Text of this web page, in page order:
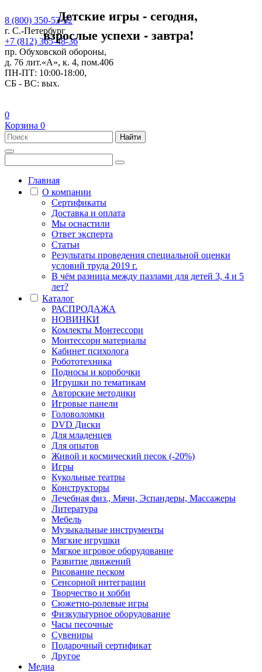
8 (800) 350-53-52
г. С.-Петербург
+7 (812) 365-48-36
пр. Обуховской обороны,
д. 76 лит.«А», к. 4, пом.406
ПН-ПТ: 10:00-18:00,
СБ - ВС: вых.
Детские игры - сегодня,
взрослые успехи - завтра!
0
Корзина 0
Найти
Главная
О компании
Сертификаты
Доставка и оплата
Мы оснастили
Ответ эксперта
Статьи
Результаты проведения специальной оценки
условий труда 2019 г.
В чём разница между пазлами для детей 3, 4 и 5
лет?
Каталог
РАСПРОДАЖА
НОВИНКИ
Комлекты Монтессори
Монтессори материалы
Кабинет психолога
Робототехника
Подносы и коробочки
Игрушки по тематикам
Авторские методики
Игровые панели
Головоломки
DVD Диски
Для младенцев
Для опытов
Живой и космический песок (-20%)
Игры
Кукольные театры
Конструкторы
Лечебная физ., Мячи, Эспандеры, Массажеры
Литература
Мебель
Музыкальные инструменты
Мягкие игрушки
Мягкое игровое оборудование
Развитие движений
Рисование песком
Сенсорной интеграции
Творчество и хобби
Сюжетно-ролевые игры
Физкультурное оборудование
Часы песочные
Сувениры
Подарочный сертификат
Другое
Медиа